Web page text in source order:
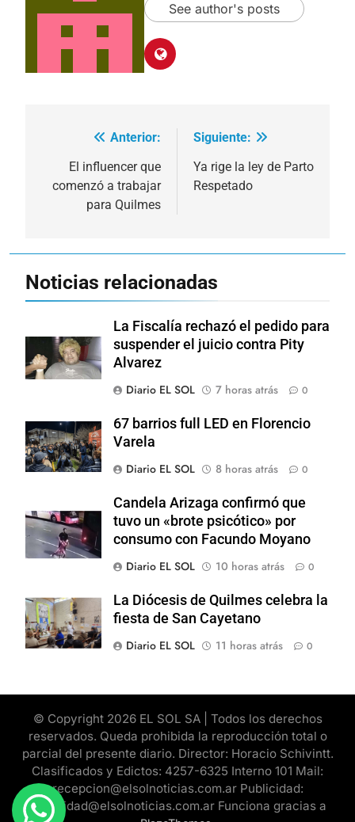
See author's posts
Navegación
entradas
Anterior:
El influencer que
comenzó a trabajar
para Quilmes
Siguiente:
Ya rige la ley de Parto
Respetado
Noticias relacionadas
La Fiscalía rechazó el pedido para
suspender el juicio contra Pity
Alvarez
Diario EL SOL
7 horas atrás 0
67 barrios full LED en Florencio
Varela
Diario EL SOL
8 horas atrás 0
Candela Arizaga confirmó que
tuvo un «brote psicótico» por
consumo con Facundo Moyano
Diario EL SOL
10 horas atrás 0
La Diócesis de Quilmes celebra la
fiesta de San Cayetano
Diario EL SOL
11 horas atrás 0
© Copyright 2026 EL SOL SA | Todos los derechos
reservados. Queda prohibida la reproducción total o
parcial del presente diario. Director: Horacio Schivintt.
Clasificados y Edictos: 4257-6325 Interno 101 Mail:
recepcion@elsolnoticias.com.ar Publicidad:
publicidad@elsolnoticias.com.ar Funciona gracias a